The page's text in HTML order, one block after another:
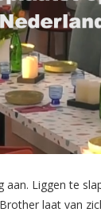
Liggen te
laat van